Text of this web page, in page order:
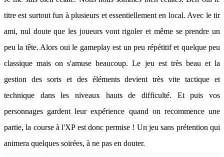
titre est surtout fun à plusieurs et essentiellement en local. Avec le tir
ami, nul doute que les joueurs vont rigoler et même se prendre un
peu la tête. Alors oui le gameplay est un peu répétitif et quelque peu
classique mais on s'amuse beaucoup. Le jeu est très beau et la
gestion des sorts et des éléments devient très vite tactique et
technique dans les niveaux hauts de difficulté. Et puis vos
personnages gardent leur expérience quand on recommence une
partie, la course à l'XP est donc permise ! Un jeu sans prétention qui
animera quelques soirées, à ne pas en douter.